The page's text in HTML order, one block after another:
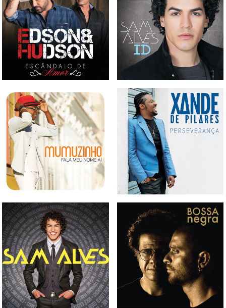
CD EDSON & HUDSON -
ESCÂNDALO DE AMOR
CD SAM ALVES - ID
CD MUMUZINHO - FALA
MEU NOME AÍ
CD XANDES DE PILARES -
PERSEVERANÇA
CD SAM ALVES
CD DIOGO NOGUEIRA +
HAMILTON DE HOLANDA -
BOSSA NEGRA